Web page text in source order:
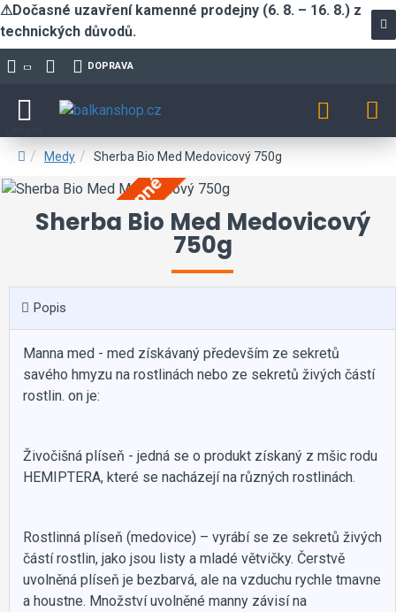
⚠Dočasné uzavření kamenné prodejny (6. 8. – 16. 8.) z
technických důvodů.
DOPRAVA
Medy Sherba Bio Med Medovicový 750g
nedostupné
Sherba Bio Med Medovicový
750g
Popis
Manna med - med získávaný především ze sekretů
savého hmyzu na rostlinách nebo ze sekretů živých částí
rostlin. on je:
Živočišná plíseň - jedná se o produkt získaný z mšic rodu
HEMIPTERA, které se nacházejí na různých rostlinách.
Rostlinná plíseň (medovice) – vyrábí se ze sekretů živých
částí rostlin, jako jsou listy a mladé větvičky. Čerstvě
uvolněná plíseň je bezbarvá, ale na vzduchu rychle tmavne
a houstne. Množství uvolněné manny závisí na